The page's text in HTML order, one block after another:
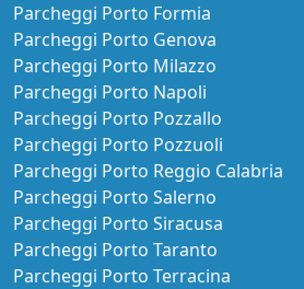
Parcheggi Porto Formia
Parcheggi Porto Genova
Parcheggi Porto Milazzo
Parcheggi Porto Napoli
Parcheggi Porto Pozzallo
Parcheggi Porto Pozzuoli
Parcheggi Porto Reggio Calabria
Parcheggi Porto Salerno
Parcheggi Porto Siracusa
Parcheggi Porto Taranto
Parcheggi Porto Terracina